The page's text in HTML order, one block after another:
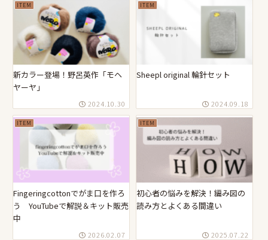
ITEM
新カラー登場！野呂英作「モヘ
ヤーヤ」
2024.10.30
ITEM
Sheepl original 輪針セット
2024.09.18
ITEM
Fingeringcottonでがま口を作ろ
う YouTubeで解説＆キット販売
中
2026.02.07
ITEM
初心者の悩みを解決！編み図の
読み方とよくある間違い
2025.07.22